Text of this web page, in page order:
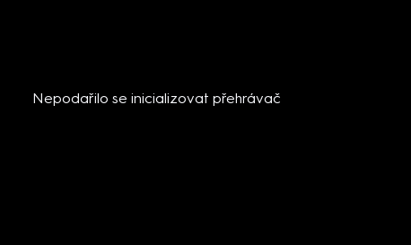
Nepodařilo se inicializovat přehrávač